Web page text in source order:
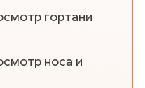
гортани
носа и